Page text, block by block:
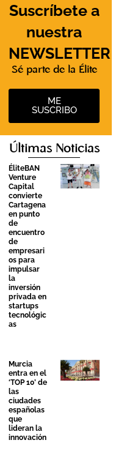
Suscríbete a
nuestra
NEWSLETTER
Sé parte de la Élite
ME
SUSCRIBO
Últimas Noticias
ÉliteBAN
Venture
Capital
convierte
Cartagena
en punto
de
encuentro
de
empresari
os para
impulsar
la
inversión
privada en
startups
tecnológic
as
Murcia
entra en el
‘TOP 10’ de
las
ciudades
españolas
que
lideran la
innovación